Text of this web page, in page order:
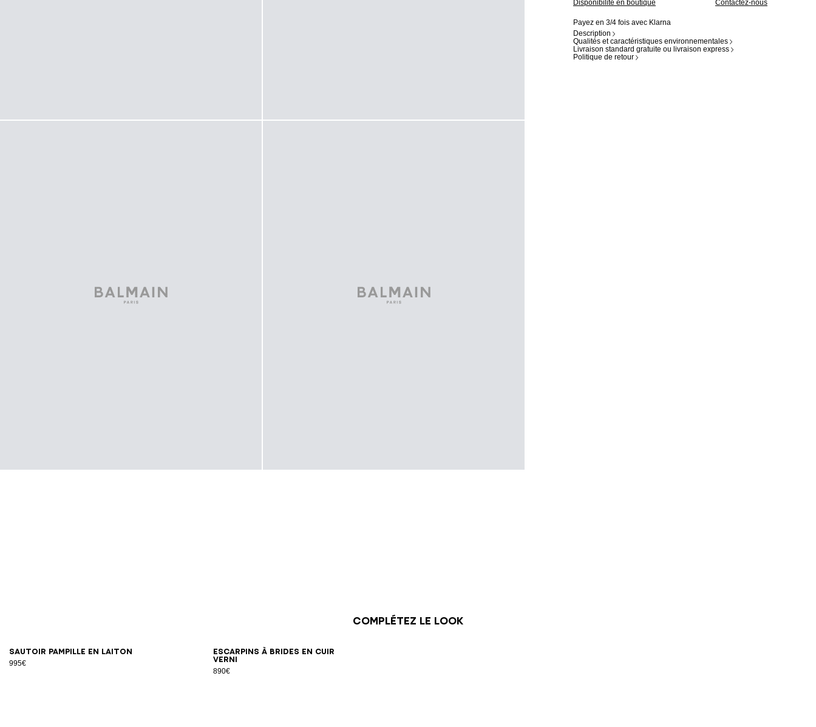
Disponibilité en boutique Contactez-nous
Payez en 3/4 fois avec Klarna
Description
Qualités et caractéristiques environnementales
Livraison standard gratuite ou livraison express
Politique de retour
Complétez le look
Sautoir Pampille en laiton
995€
Escarpins à brides en cuir
verni
890€
36373839 4041